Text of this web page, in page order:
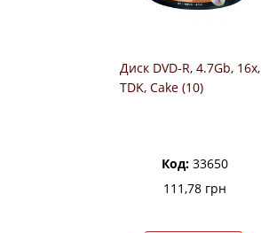
Диск DVD-R, 4.7Gb, 16х,
TDK, Cake (10)
Код:33650
111,78 грн